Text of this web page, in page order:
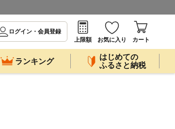
ログイン・会員登録
上限額
お気に入り カート
ランキング
はじめての
ふるさと納税